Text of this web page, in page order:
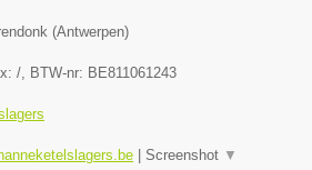
(Antwerpen)
/ , BTW-nr: BE811061243
| Screenshot ▼